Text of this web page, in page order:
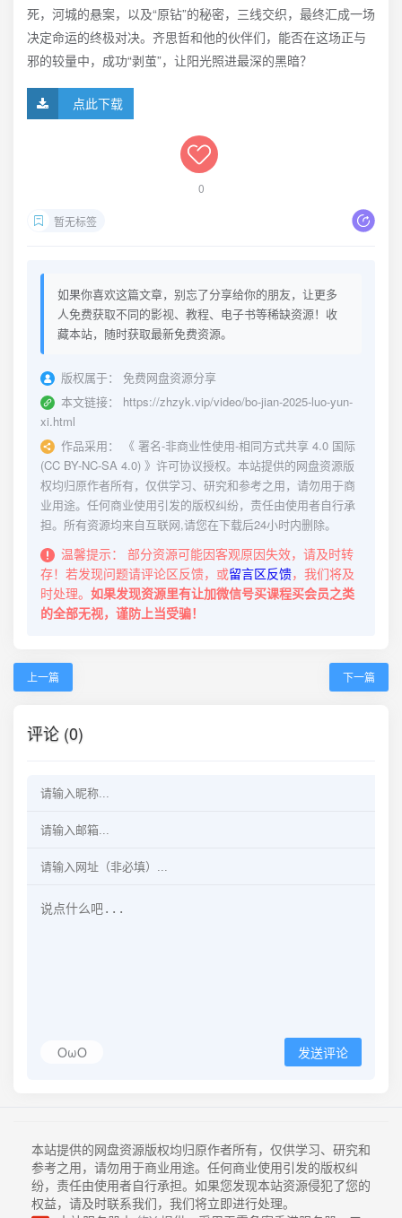
死，河城的悬案，以及“原钻”的秘密，三线交织，最终汇成一场
决定命运的终极对决。齐思哲和他的伙伴们，能否在这场正与
邪的较量中，成功“剥茧”，让阳光照进最深的黑暗？
点此下载
0
暂无标签
如果你喜欢这篇文章，别忘了分享给你的朋友，让更多
人免费获取不同的影视、教程、电子书等稀缺资源！收
藏本站，随时获取最新免费资源。
版权属于：
免费网盘资源分享
本文链接：
https://zhzyk.vip/video/bo-jian-2025-luo-yun-
xi.html
作品采用：
《 署名-非商业性使用-相同方式共享 4.0 国际
(CC BY-NC-SA 4.0) 》许可协议授权。本站提供的网盘资源版
权均归原作者所有，仅供学习、研究和参考之用，请勿用于商
业用途。任何商业使用引发的版权纠纷，责任由使用者自行承
担。所有资源均来自互联网,请您在下载后24小时内删除。
温馨提示：
部分资源可能因客观原因失效，请及时转
存！若发现问题请评论区反馈，或留言区反馈，我们将及
时处理。 如果发现资源里有让加微信号买课程买会员之类
的全部无视，谨防上当受骗！
上一篇 下一篇
评论 (0)
OωO 发送评论
本站提供的网盘资源版权均归原作者所有，仅供学习、研究和
参考之用，请勿用于商业用途。任何商业使用引发的版权纠
纷，责任由使用者自行承担。如果您发现本站资源侵犯了您的
权益，请及时联系我们，我们将立即进行处理。